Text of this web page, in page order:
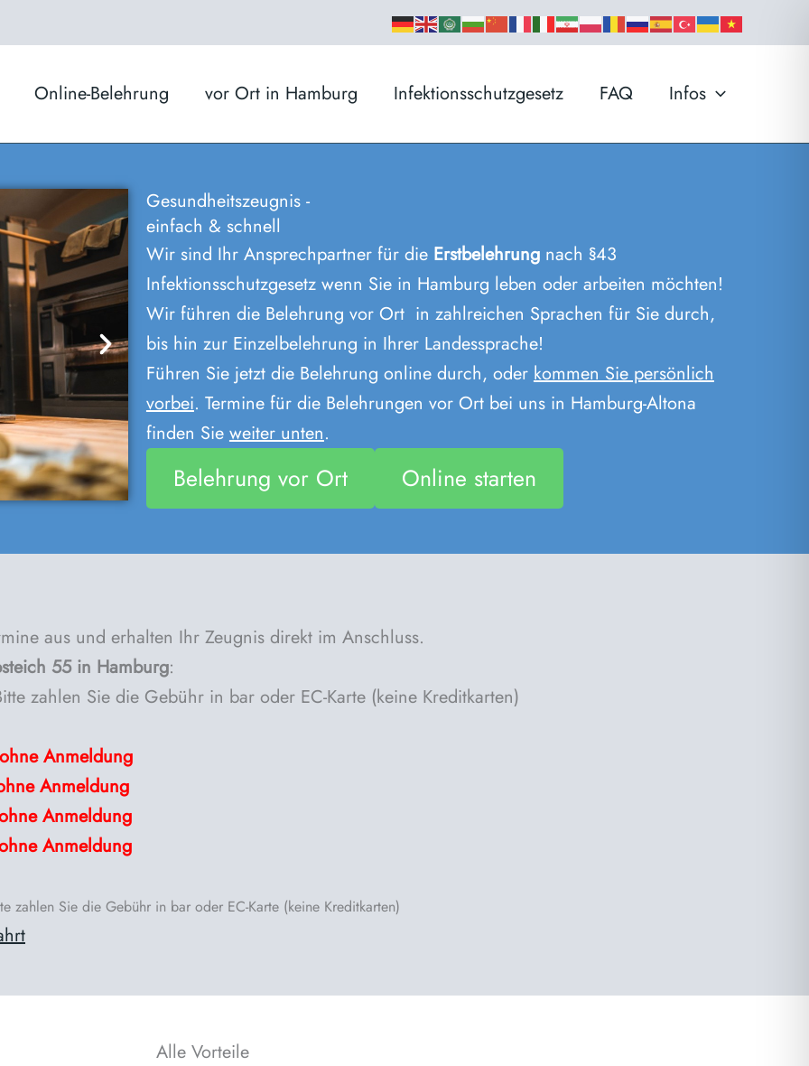
Online-Belehrung vor Ort in Hamburg Infektionsschutzgesetz FAQ Infos
Gesundheitszeugnis -
einfach & schnell
Wir sind Ihr Ansprechpartner für die Erstbelehrungnach §43
Infektionsschutzgesetz wenn Sie in Hamburg leben oder arbeiten möchten!
Wir führen die Belehrung vor Ort in zahlreichen Sprachen für Sie durch,
bis hin zur Einzelbelehrung in Ihrer Landessprache!
Führen Sie jetzt die Belehrung online durch, oder kommen Sie persönlich
vorbei. Termine für die Belehrungen vor Ort bei uns in Hamburg-Altona
finden Sie weiter unten.
Belehrung vor Ort Online starten
aus und erhalten Ihr Zeugnis direkt im Anschluss.
55 in Hamburg:
zahlen Sie die Gebühr in bar oder EC-Karte (keine Kreditkarten)
Anmeldung
Anmeldung
Anmeldung
Anmeldung
zahlen Sie die Gebühr in bar oder EC-Karte (keine Kreditkarten)
Alle Vorteile